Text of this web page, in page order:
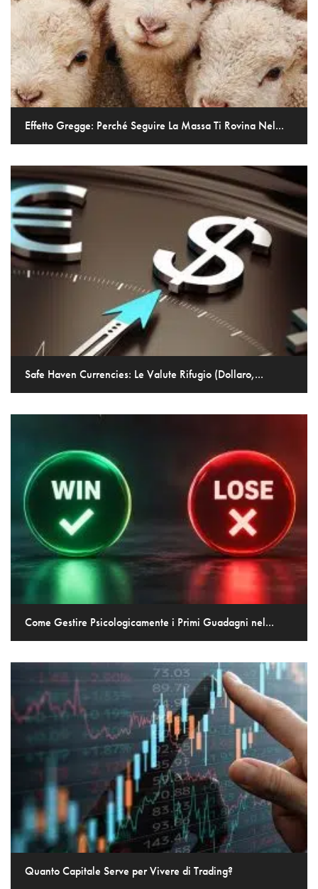
Effetto Gregge: Perché Seguire La Massa Ti Rovina Nel...
Safe Haven Currencies: Le Valute Rifugio (Dollaro,...
Come Gestire Psicologicamente i Primi Guadagni nel...
Quanto Capitale Serve per Vivere di Trading?